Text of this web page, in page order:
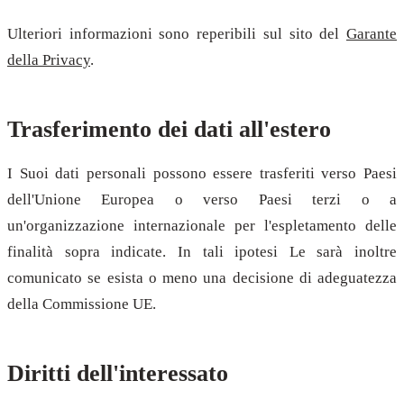
Ulteriori informazioni sono reperibili sul sito del Garante
della Privacy.
Trasferimento dei dati all'estero
I Suoi dati personali possono essere trasferiti verso Paesi
dell'Unione Europea o verso Paesi terzi o a
un'organizzazione internazionale per l'espletamento delle
finalità sopra indicate. In tali ipotesi Le sarà inoltre
comunicato se esista o meno una decisione di adeguatezza
della Commissione UE.
Diritti dell'interessato